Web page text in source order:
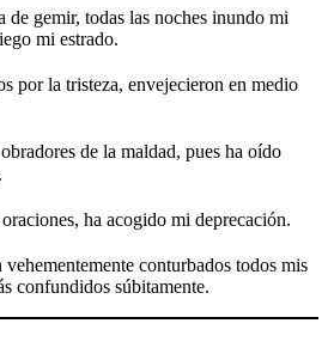
de gemir, todas las noches inundo mi
mi estrado.
por la tristeza, envejecieron en medio
de la maldad, pues ha oído
ha acogido mi deprecación.
vehementemente conturbados todos mis
confundidos súbitamente.